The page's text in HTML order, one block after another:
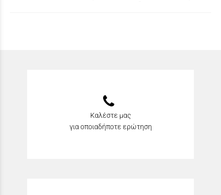
Καλέστε μας
για οποιαδήποτε ερώτηση